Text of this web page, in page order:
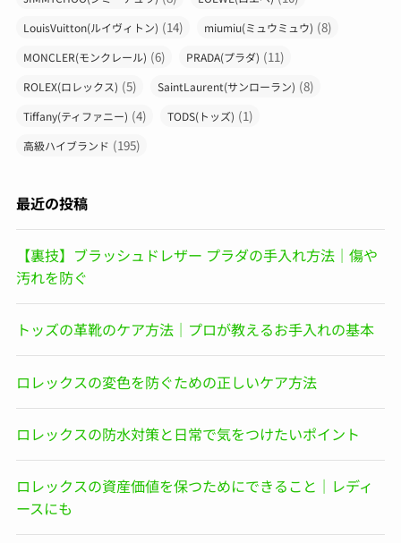
LouisVuitton(ルイヴィトン) (14) miumiu(ミュウミュウ) (8)
MONCLER(モンクレール) (6) PRADA(プラダ) (11)
ROLEX(ロレックス) (5) SaintLaurent(サンローラン) (8)
Tiffany(ティファニー) (4) TODS(トッズ) (1)
高級ハイブランド (195)
最近の投稿
【裏技】ブラッシュドレザー プラダの手入れ方法｜傷や
汚れを防ぐ
トッズの革靴のケア方法｜プロが教えるお手入れの基本
ロレックスの変色を防ぐための正しいケア方法
ロレックスの防水対策と日常で気をつけたいポイント
ロレックスの資産価値を保つためにできること｜レディ
ースにも